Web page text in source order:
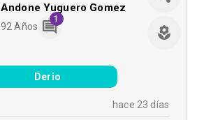
Andone Yuguero Gomez
92 Años
1
Derio
hace 23 días